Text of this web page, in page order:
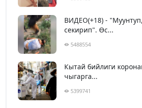
ВИДЕО(+18) -
секирип". Өс...
5488554
Кытай бийлиги
чыгарга...
5399741